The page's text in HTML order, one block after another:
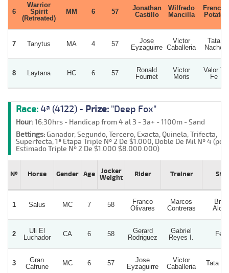
6
Warrior
Spirit
(Retreated)
MM 6 57
Jonathan
Castillo
Wilfredo
Mancilla
French
Potato
7 Tanytus MA 4 57
Jose
Eyzaguirre
Victor
Caballeria
Tata
Nacho
8 Laytana HC 6 57
Ronald
Fournet
Victor
Moris
Valor Y
Fe
Race:4ª (4122) - Prize: "Deep Fox"
Hour:16:30hrs - Handicap from 4 al 3 - 3a+ - 1100m - Sand
Bettings:Ganador, Segundo, Tercero, Exacta, Quinela, Trifecta,
Superfecta, 1ª Etapa Triple Nº 2 De $1.000, Doble De Mil Nº 4
Estimado Triple Nº 2 De $1.000 $8.000.000)
Nº Horse Gender Age
Jocker
Weight
Rider Trainer
1 Salus MC 7 58
Franco
Olivares
Marcos
Contreras
2
Uli El
Luchador
CA 6 58
Gerard
Rodriguez
Gabriel
Reyes I.
3
Gran
Cafrune
MC 6 57
Jose
Eyzaguirre
Victor
Caballeria
Tata